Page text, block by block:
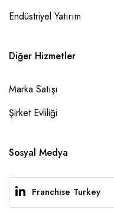
Endüstriyel Yatırım
Diğer Hizmetler
Marka Satışı
Şirket Evliliği
Sosyal Medya
Franchise Turkey